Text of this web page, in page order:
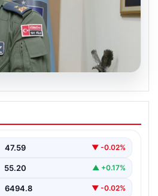
Yeni Hava
Rafet Dalkıran’ın
47.59 ▼ -0.02%
55.20 ▲ +0.17%
6494.8 ▼ -0.02%